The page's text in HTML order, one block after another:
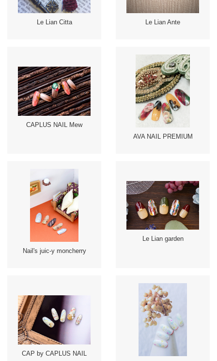
Le Lian Citta Le Lian Ante
CAPLUS NAIL Mew
AVA NAIL PREMIUM
Nail's juic-y moncherry
Le Lian garden
CAP by CAPLUS NAIL